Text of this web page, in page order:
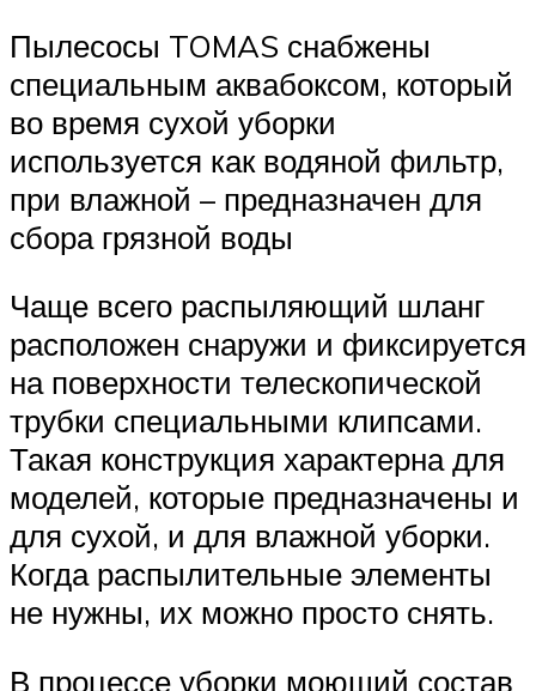
Пылесосы TOMAS снабжены
специальным аквабоксом, который
во время сухой уборки
используется как водяной фильтр,
при влажной – предназначен для
сбора грязной воды
Чаще всего распыляющий шланг
расположен снаружи и фиксируется
на поверхности телескопической
трубки специальными клипсами.
Такая конструкция характерна для
моделей, которые предназначены и
для сухой, и для влажной уборки.
Когда распылительные элементы
не нужны, их можно просто снять.
В процессе уборки моющий состав